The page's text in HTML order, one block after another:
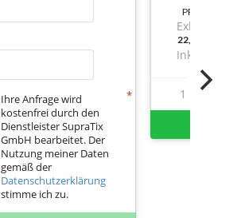
Ihre Anfrage wird
kostenfrei durch den
Dienstleister SupraTix
GmbH bearbeitet. Der
Nutzung meiner Daten
gemäß der
Datenschutzerklärung
stimme ich zu.
PREIS
Exkl. Mwst.
Inkl. Mwst.
1 12